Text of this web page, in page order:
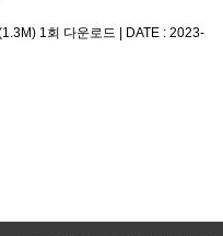
1회 다운로드 | DATE : 2023-